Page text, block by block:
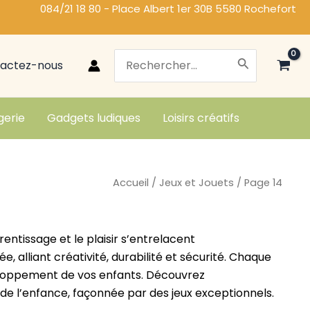
084/21 18 80 - Place Albert 1er 30B 5580 Rochefort
nous
Search
Gadgets ludiques Loisirs créatifs
Accueil / Jeux et Jouets / Page 14
et le plaisir s’entrelacent
alliant créativité, durabilité et sécurité. Chaque
de vos enfants. Découvrez
l’enfance, façonnée par des jeux exceptionnels.